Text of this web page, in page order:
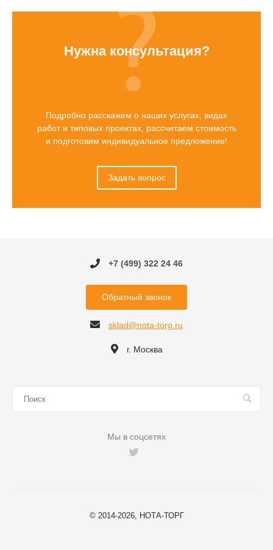
Нужна консультация?
Подробно расскажем о наших услугах, видах
работ и типовых проектах, рассчитаем стоимость
и подготовим индивидуальное предложение!
Задать вопрос
+7 (499) 322 24 46
Обратный звонок
sklad@nota-torg.ru
г. Москва
Мы в соцсетях
© 2014-2026, НОТА-ТОРГ